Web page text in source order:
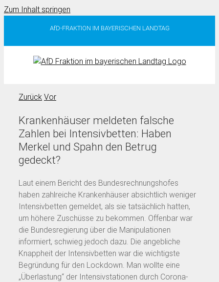
Zum Inhalt springen
AfD-FRAKTION IM BAYERISCHEN LANDTAG
Zurück Vor
Krankenhäuser meldeten falsche
Zahlen bei Intensivbetten: Haben
Merkel und Spahn den Betrug
gedeckt?
Laut einem Bericht des Bundesrechnungshofes
haben zahlreiche Krankenhäuser absichtlich weniger
Intensivbetten gemeldet, als sie tatsächlich hatten,
um höhere Zuschüsse zu bekommen. Offenbar war
die Bundesregierung über die Manipulationen
informiert, schwieg jedoch dazu. Die angebliche
Knappheit der Intensivbetten war die wichtigste
Begründung für den Lockdown. Man wollte eine
„Überlastung“ der Intensivstationen durch Corona-